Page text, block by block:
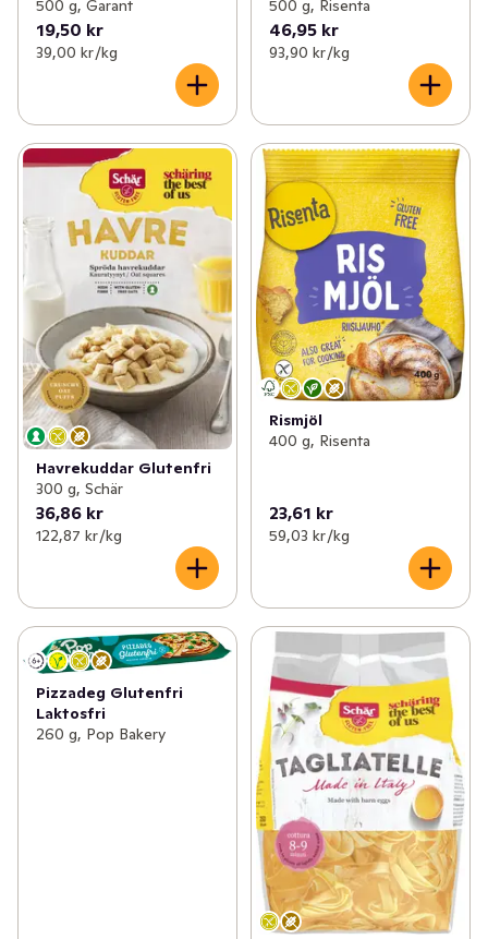
500 g, Garant
19,50 kr
39,00 kr /kg
500 g, Risenta
46,95 kr
93,90 kr /kg
Havrekuddar Glutenfri
300 g, Schär
36,86 kr
122,87 kr /kg
Rismjöl
400 g, Risenta
23,61 kr
59,03 kr /kg
Pizzadeg Glutenfri
Laktosfri
260 g, Pop Bakery